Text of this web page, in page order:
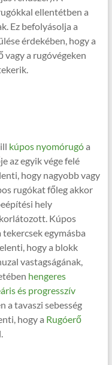
ellentétben a
Ez befolyásolja a
érdekében, hogy a
vagy a rugóvégeken
kúpos nyomórugóa
az egyik vége felé
hogy nagyobb vagy
rugókat főleg akkor
hely
Kúpos
egymásba
hogy a blokk
vastagságának,
hengeres
és progresszív
a tavaszi sebesség
hogy a Rugóerő